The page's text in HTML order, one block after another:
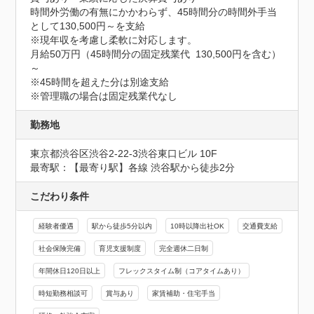
時間外労働の有無にかかわらず、45時間分の時間外手当
として130,500円～を支給
※現年収を考慮し柔軟に対応します。
月給50万円（45時間分の固定残業代  130,500円を含む）
～
※45時間を超えた分は別途支給
※管理職の場合は固定残業代なし
勤務地
東京都渋谷区渋谷2-22-3渋谷東口ビル 10F
最寄駅：【最寄り駅】各線 渋谷駅から徒歩2分
こだわり条件
経験者優遇 駅から徒歩5分以内 10時以降出社OK 交通費支給
社会保険完備 育児支援制度 完全週休二日制
年間休日120日以上 フレックスタイム制（コアタイムあり）
時短勤務相談可 賞与あり 家賃補助・住宅手当